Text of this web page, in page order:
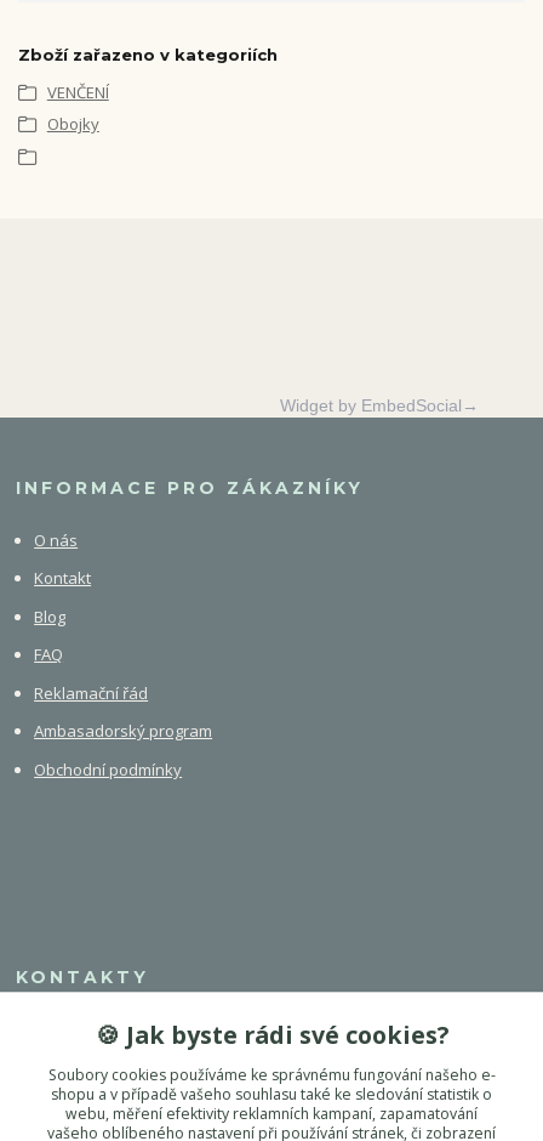
Zboží zařazeno v kategoriích
VENČENÍ
Obojky
Widget by EmbedSocial→
INFORMACE PRO ZÁKAZNÍKY
O nás
Kontakt
Blog
FAQ
Reklamační řád
Ambasadorský program
Obchodní podmínky
KONTAKTY
+420 608 308 750
info@dogest.cz
🍪 Jak byste rádi své cookies?
Soubory cookies používáme ke správnému fungování našeho e-
shopu a v případě vašeho souhlasu také ke sledování statistik o
webu, měření efektivity reklamních kampaní, zapamatování
vašeho oblíbeného nastavení při používání stránek, či zobrazení